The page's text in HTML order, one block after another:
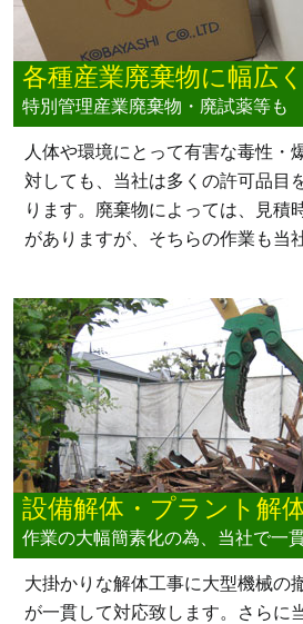
各種産業廃棄物に幅広く
特別管理産業廃棄物・廃試薬等も
人体や環境にとって有害な毒性・
対しても、当社は多くの許可品目
ります。廃棄物によっては、見積
がありますが、そちらの作業も当
設備解体・プラント解
作業の大幅簡素化の為、当社で一
大掛かりな解体工事に大型機械の
が一貫して対応致します。さらに